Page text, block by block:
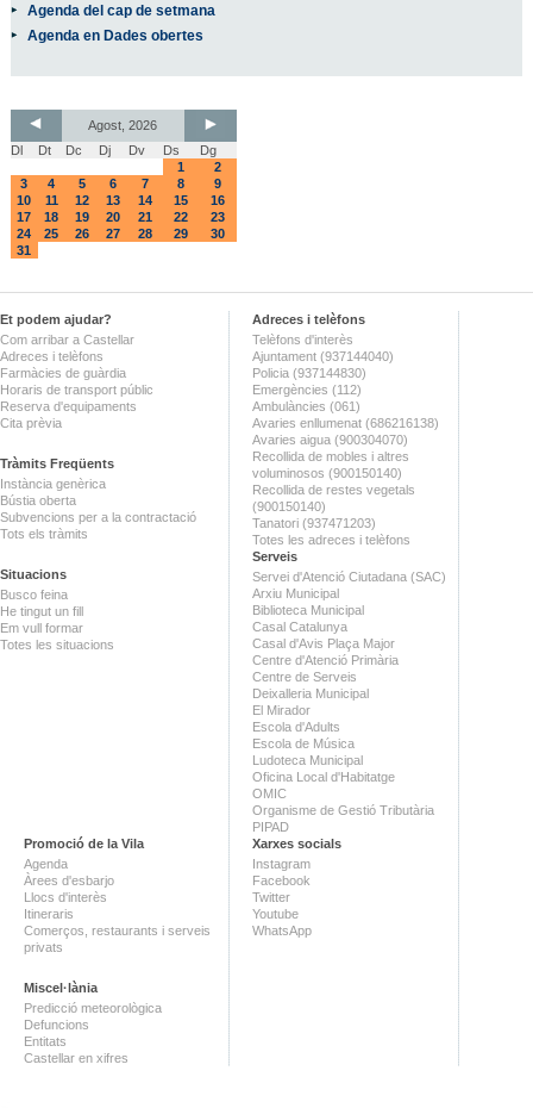
Agenda del cap de setmana
Agenda en Dades obertes
Agost, 2026
Dl
Dt Dc Dj Dv Ds
Dg
1
2
3
4 5 6 7 8
9
10
11 12 13 14 15
16
17
18 19 20 21 22
23
24
25 26 27 28 29
30
31
Et podem ajudar?
Com arribar a Castellar
Adreces i telèfons
Farmàcies de guàrdia
Horaris de transport públic
Reserva d'equipaments
Cita prèvia
Tràmits Freqüents
Instància genèrica
Bústia oberta
Subvencions per a la contractació
Tots els tràmits
Situacions
Busco feina
He tingut un fill
Em vull formar
Totes les situacions
Adreces i telèfons
Telèfons d'interès
Ajuntament (937144040)
Policia (937144830)
Emergències (112)
Ambulàncies (061)
Avaries enllumenat (686216138)
Avaries aigua (900304070)
Recollida de mobles i altres
voluminosos (900150140)
Recollida de restes vegetals
(900150140)
Tanatori (937471203)
Totes les adreces i telèfons
Serveis
Servei d'Atenció Ciutadana (SAC)
Arxiu Municipal
Biblioteca Municipal
Casal Catalunya
Casal d'Avis Plaça Major
Centre d'Atenció Primària
Centre de Serveis
Deixalleria Municipal
El Mirador
Escola d'Adults
Escola de Música
Ludoteca Municipal
Oficina Local d'Habitatge
OMIC
Organisme de Gestió Tributària
PIPAD
Promoció de la Vila
Agenda
Àrees d'esbarjo
Llocs d'interès
Itineraris
Comerços, restaurants i serveis
privats
Miscel·lània
Predicció meteorològica
Defuncions
Entitats
Castellar en xifres
Xarxes socials
Instagram
Facebook
Twitter
Youtube
WhatsApp